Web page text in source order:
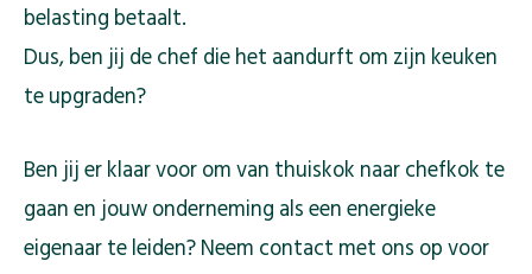
belasting betaalt.
Dus, ben jij de chef die het aandurft om zijn keuken
te upgraden?
Ben jij er klaar voor om van thuiskok naar chefkok te
gaan en jouw onderneming als een energieke
eigenaar te leiden? Neem contact met ons op voor